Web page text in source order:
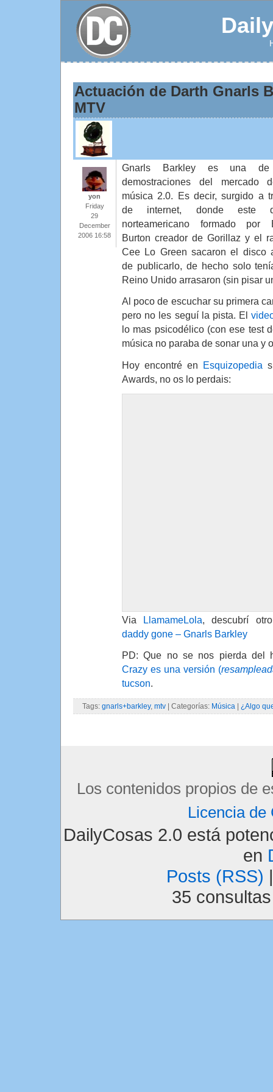
Actuación de Darth Gnarls
MTV
yon
Friday
29
December
2006 16:58
Gnarls Barkley es una
demostraciones del mercado
música 2.0. Es decir, surgido a
de internet, donde este
norteamericano formado por
Burton creador de Gorillaz y el
Cee Lo Green sacaron el disco
de publicarlo, de hecho solo
Reino Unido arrasaron (sin pisar
Al poco de escuchar su primera
pero no les seguí la pista. El
lo mas psicodélico (con ese test
música no paraba de sonar una y
Hoy encontré en Esquizopedia
Awards, no os lo perdais:
Via LlamameLola , descubrí
daddy gone – Gnarls Barkley
PD: Que no se nos pierda del
Crazy es una versión (
tucson.
Tags: gnarls+barkley, mtv | Categorías: Música | ¿Algo
Los contenidos propios de
Licencia de
DailyCosas 2.0 está
en
Posts (RSS)
35